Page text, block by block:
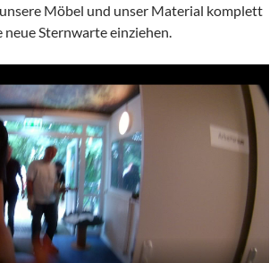
Möbel und unser Material komplett
Sternwarte einziehen.